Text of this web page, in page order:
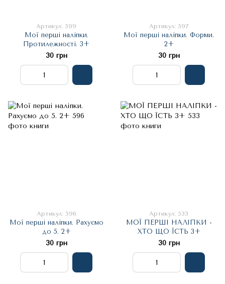
Артикул: 599
Мої перші наліпки.
Протилежності. 3+
30 грн
Артикул: 597
Мої перші наліпки. Форми.
2+
30 грн
Артикул: 596
Мої перші наліпки. Рахуємо
до 5. 2+
30 грн
Артикул: 533
МОЇ ПЕРШІ НАЛІПКИ -
ХТО ЩО ЇСТЬ 3+
30 грн